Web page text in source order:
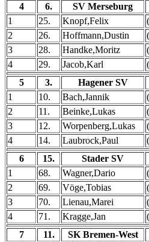
4
6. SV Merseburg
1
25. Knopf,Felix
2
26. Hoffmann,Dustin
3
28. Handke,Moritz
4
29. Jacob,Karl
5
3. Hagener SV
1
10. Bach,Jannik
2
11. Beinke,Lukas
3
12. Worpenberg,Lukas
4
14. Laubrock,Paul
6
15. Stader SV
1
68. Wagner,Dario
2
69. Vöge,Tobias
3
70. Lienau,Marei
4
71. Kragge,Jan
7
11. SK Bremen-West